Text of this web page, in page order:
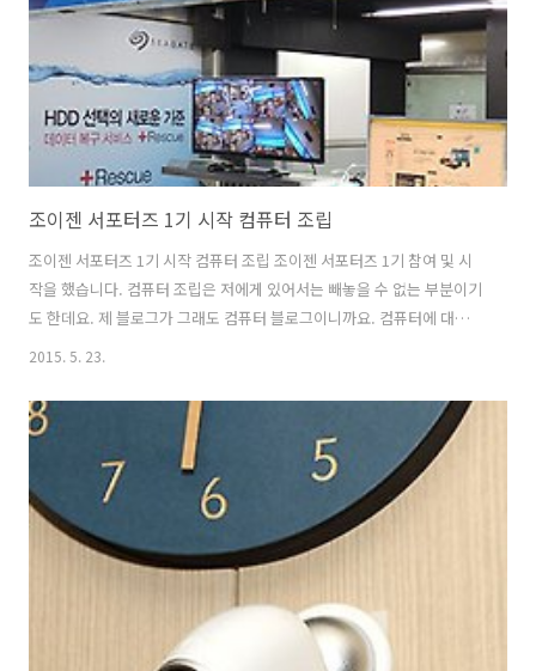
속 쓰실겁니다. 그보다는 기존 TV의 리모컨이 망가졌거나 또는 지금 리
모컨이 뭔가 동작..
조이젠 서포터즈 1기 시작 컴퓨터 조립
조이젠 서포터즈 1기 시작 컴퓨터 조립 조이젠 서포터즈 1기 참여 및 시
작을 했습니다. 컴퓨터 조립은 저에게 있어서는 빼놓을 수 없는 부분이기
도 한데요. 제 블로그가 그래도 컴퓨터 블로그이니까요. 컴퓨터에 대한
각종 질문 답변과 지식이 될만한 정보는 참 많이 적어왔다고 생각합니다.
젠은 컴퓨터 쇼핑몰 입니다. 컴퓨터를 구매하시려는 분들은 한번은 들러
봤을 법한 사이트인데요. 컴퓨터 조립이 과거에 비해서는 조금 시들해진
것이 아닌가라고 생각을 할 수 있지만 아직은 게이밍이나 좀 더 고성능의
컴퓨팅 파워를 원하는 분들은 조립을 해서 많이 사용중 입니다. 그리고
또 조립이 워낙 빨리 되고 원하는 사양을 바로 택배로 받을 수 있다보니
미리 조립된 ..
2015. 5. 23.